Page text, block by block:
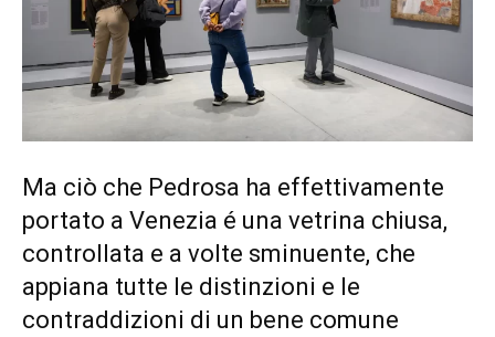
Ma ciò che Pedrosa ha effettivamente
portato a Venezia é una vetrina chiusa,
controllata e a volte sminuente, che
appiana tutte le distinzioni e le
contraddizioni di un bene comune